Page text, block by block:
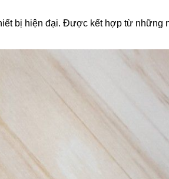
bị hiện đại. Được kết hợp từ những